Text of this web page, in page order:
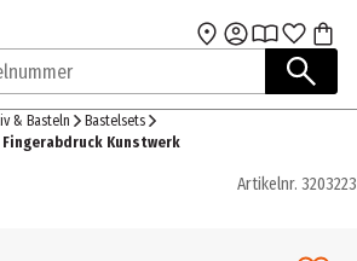
Zum Hauptinhalt
& Basteln
Bastelsets
Fingerabdruck Kunstwerk
Artikelnr. 3203223